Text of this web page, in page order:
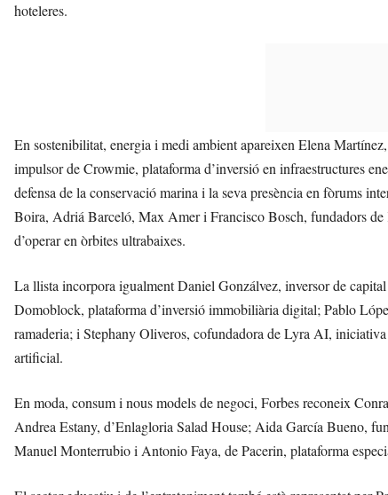
hoteleres.
En sostenibilitat, energia i medi ambient apareixen Elena
impulsor de Crowmie, plataforma d’inversió en infraestructures
defensa de la conservació marina i la seva presència en fòrums
Boira, Adriá Barceló, Max Amer i Francisco Bosch, fundadors de
d’operar en òrbites ultrabaixes.
La llista incorpora igualment Daniel Gonzálvez, inversor de
Domoblock, plataforma d’inversió immobiliària digital; Pablo
ramaderia; i Stephany Oliveros, cofundadora de Lyra AI,
artificial.
En moda, consum i nous models de negoci, Forbes reconeix
Andrea Estany, d’Enlagloria Salad House; Aida García Bueno,
Manuel Monterrubio i Antonio Faya, de Pacerin, plataforma